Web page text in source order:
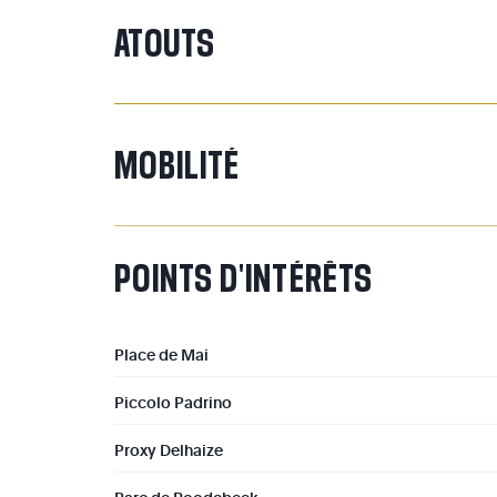
ATOUTS
MOBILITÉ
POINTS D'INTÉRÊTS
Place de Mai
Piccolo Padrino
Proxy Delhaize